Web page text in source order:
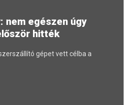
nem egészen úgy
hitték
gépet vett célba a